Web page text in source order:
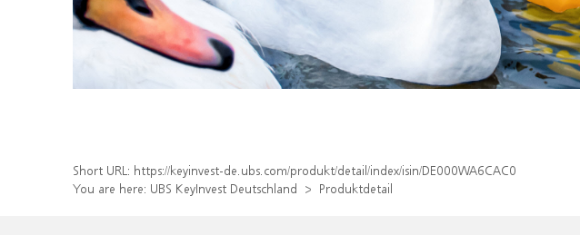
Short URL: https://keyinvest-de.ubs.com/produkt/detail/index/isin/DE000WA6CAC0
You are here: UBS KeyInvest Deutschland Produktdetail